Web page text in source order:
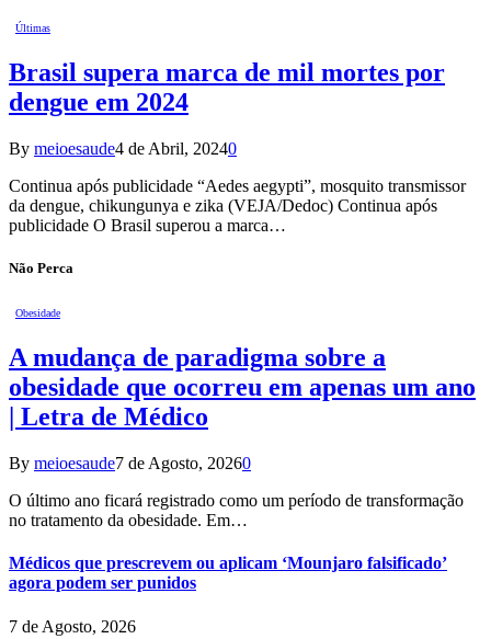
Últimas
Brasil supera marca de mil mortes por
dengue em 2024
By meioesaude4 de Abril, 20240
Continua após publicidade “Aedes aegypti”, mosquito transmissor
da dengue, chikungunya e zika (VEJA/Dedoc) Continua após
publicidade O Brasil superou a marca…
Não Perca
Obesidade
A mudança de paradigma sobre a
obesidade que ocorreu em apenas um ano
| Letra de Médico
By meioesaude7 de Agosto, 20260
O último ano ficará registrado como um período de transformação
no tratamento da obesidade. Em…
Médicos que prescrevem ou aplicam ‘Mounjaro falsificado’
agora podem ser punidos
7 de Agosto, 2026